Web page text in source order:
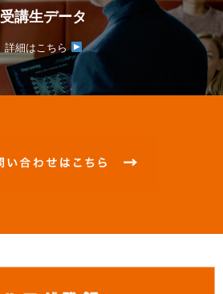
受講生データ
詳細はこちら